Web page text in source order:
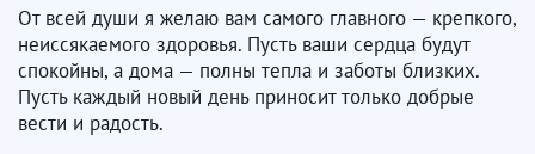
От всей души я желаю вам самого главного — крепкого,
неиссякаемого здоровья. Пусть ваши сердца будут
спокойны, а дома — полны тепла и заботы близких.
Пусть каждый новый день приносит только добрые
вести и радость.